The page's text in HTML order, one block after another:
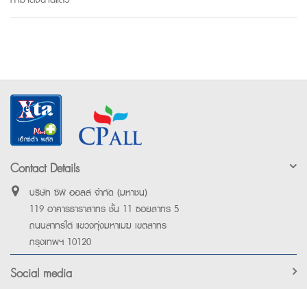
Contact Details
บริษัท ซีพี ออลล์ จำกัด (มหาชน)
119 อาคารธาราสาทร ชั้น 11 ซอยสาทร 5
ถนนสาทรใต้ แขวงทุ่งมหาเมฆ เขตสาทร
กรุงเทพฯ 10120
Social media